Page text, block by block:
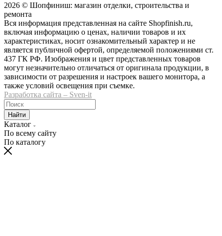
2026 © Шопфиниш: магазин отделки, строительства и
ремонта
Вся информация представленная на сайте Shopfinish.ru,
включая информацию о ценах, наличии товаров и их
характеристиках, носит ознакомительный характер и не
является публичной офертой, определяемой положениями ст.
437 ГК РФ. Изображения и цвет представленных товаров
могут незначительно отличаться от оригинала продукции, в
зависимости от разрешения и настроек вашего монитора, а
также условий освещения при съемке.
Разработка сайта – Sven-it
Найти
Каталог
По всему сайту
По каталогу